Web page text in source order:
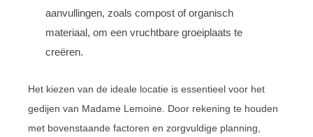
aanvullingen, zoals compost of organisch
materiaal, om een vruchtbare groeiplaats te
creëren.
Het kiezen van de ideale locatie is essentieel voor het
gedijen van Madame Lemoine. Door rekening te houden
met bovenstaande factoren en zorgvuldige planning,